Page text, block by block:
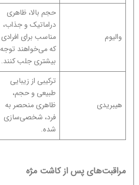
والیوم
حجم بالا، ظاهری
دراماتیک و جذاب،
مناسب برای افرادی
که می‌خواهند توجه
بیشتری جلب کنند.
هیبریدی
ترکیبی از زیبایی
طبیعی و حجم،
ظاهری منحصر به
فرد، شخصی‌سازی
شده.
مراقبت‌های پس از کاشت مژه